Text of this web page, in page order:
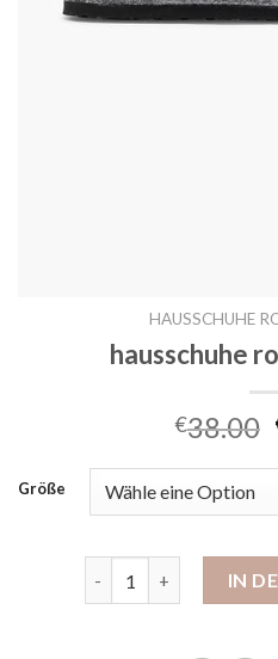
HAUSSCHUHE
hausschuhe
€38.00
Größe
IN